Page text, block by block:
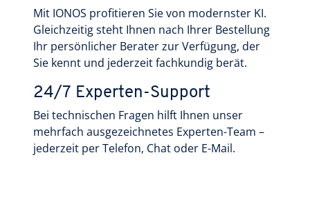
Mit IONOS profitieren Sie von modernster KI.
Gleichzeitig steht Ihnen nach Ihrer Bestellung
Ihr persönlicher Berater zur Verfügung, der
Sie kennt und jederzeit fachkundig berät.
24/7 Experten-Support
Bei technischen Fragen hilft Ihnen unser
mehrfach ausgezeichnetes Experten-Team –
jederzeit per Telefon, Chat oder E-Mail.